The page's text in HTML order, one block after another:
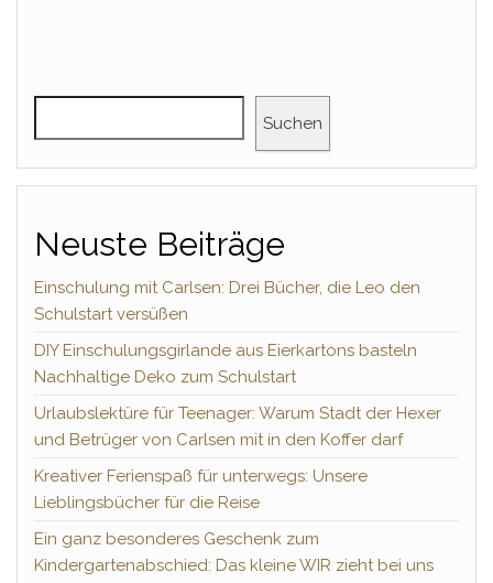
Suchen
Neuste Beiträge
Einschulung mit Carlsen: Drei Bücher, die Leo den
Schulstart versüßen
DIY Einschulungsgirlande aus Eierkartons basteln
Nachhaltige Deko zum Schulstart
Urlaubslektüre für Teenager: Warum Stadt der Hexer
und Betrüger von Carlsen mit in den Koffer darf
Kreativer Ferienspaß für unterwegs: Unsere
Lieblingsbücher für die Reise
Ein ganz besonderes Geschenk zum
Kindergartenabschied: Das kleine WIR zieht bei uns